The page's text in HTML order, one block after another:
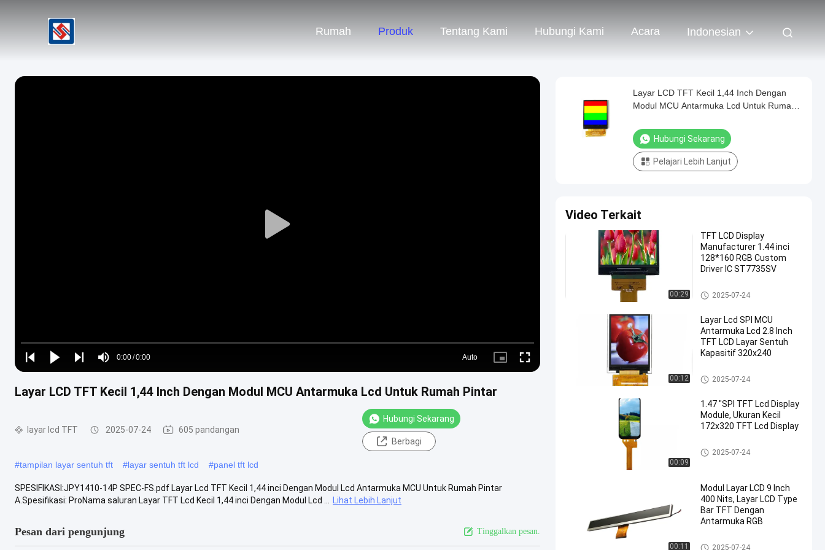
Rumah Produk Tentang Kami Hubungi Kami Acara Indonesian
Play
Play
Play
Play
Mute
Time
0:00/0:00
Loaded:
0%
Auto
Picture- Fullscreen
Layar LCD TFT Kecil 1,44 Inch Dengan Modul MCU Antarmuka Lcd Untuk Rumah Pintar
layar lcd TFT 2025-07-24 605 pandangan
Hubungi Sekarang
Berbagi
#tampilan layar sentuh tft #layar sentuh tft lcd #panel tft lcd
SPESIFIKASI:JPY1410-14P SPEC-FS.pdf Layar Lcd TFT Kecil 1,44 inci Dengan Modul Lcd Antarmuka MCU Untuk Rumah Pintar
A.Spesifikasi: ProNama saluran Layar TFT Lcd Kecil 1,44 inci Dengan Modul Lcd ...
Lihat Lebih Lanjut
Pesan dari pengunjung Tinggalkan pesan.
Layar LCD TFT Kecil 1,44 Inch Dengan
Modul MCU Antarmuka Lcd Untuk Rumah
Hubungi Sekarang
Pelajari Lebih Lanjut
Video Terkait
00:29
TFT LCD Display
Manufacturer 1.44 inci
128*160 RGB Custom
Driver IC ST7735SV
layar lcd TFT
2025-07-24
00:12
Layar Lcd SPI MCU
Antarmuka Lcd 2.8 Inch
TFT LCD Layar Sentuh
Kapasitif 320x240
layar lcd TFT
2025-07-24
00:09
1.47 "SPI TFT Lcd Display
Module, Ukuran Kecil
172x320 TFT Lcd Display
layar lcd TFT
2025-07-24
00:11
Modul Layar LCD 9 Inch
400 Nits, Layar LCD Type
Bar TFT Dengan
Antarmuka RGB
layar lcd TFT
2025-07-24